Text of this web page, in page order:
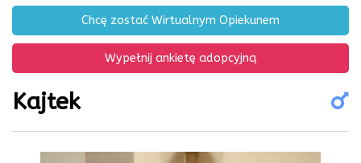
Chcę zostać Wirtualnym Opiekunem
Wypełnij ankietę adopcyjną
Kajtek